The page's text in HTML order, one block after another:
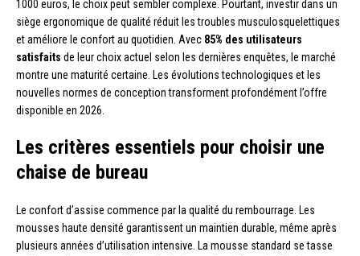
1000 euros, le choix peut sembler complexe. Pourtant, investir dans un
siège ergonomique de qualité réduit les troubles musculosquelettiques
et améliore le confort au quotidien. Avec 85% des utilisateurs
satisfaits de leur choix actuel selon les dernières enquêtes, le marché
montre une maturité certaine. Les évolutions technologiques et les
nouvelles normes de conception transforment profondément l’offre
disponible en 2026.
Les critères essentiels pour choisir une
chaise de bureau
Le confort d’assise commence par la qualité du rembourrage. Les
mousses haute densité garantissent un maintien durable, même après
plusieurs années d’utilisation intensive. La mousse standard se tasse